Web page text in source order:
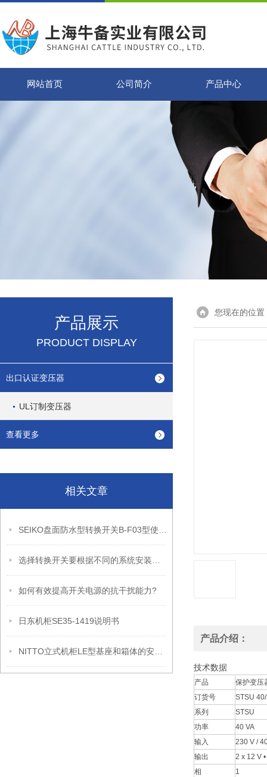
网站首页 公司简介 产品中心
产品展示
PRODUCT DISPLAY
出口认证变压器
UL订制变压器
查看更多
相关文章
如何有效提高开关电源的抗干扰能力?
日东机柜SE35-1419说明书
您现在的位置
产品介绍：
技术数据
产品
保护变压
订货号
STSU
系列
STSU
功率
40 VA
输入
230 V /
输出
2 x 12 V
相
1